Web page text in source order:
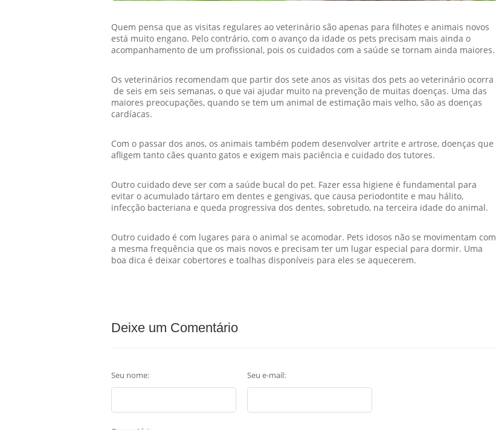
Quem pensa que as visitas regulares ao veterinário são apenas para filhotes e animais novos
está muito engano. Pelo contrário, com o avanço da idade os pets precisam mais ainda o
acompanhamento de um profissional, pois os cuidados com a saúde se tornam ainda maiores.
Os veterinários recomendam que partir dos sete anos as visitas dos pets ao veterinário ocorra
de seis em seis semanas, o que vai ajudar muito na prevenção de muitas doenças. Uma das
maiores preocupações, quando se tem um animal de estimação mais velho, são as doenças
cardíacas.
Com o passar dos anos, os animais também podem desenvolver artrite e artrose, doenças que
afligem tanto cães quanto gatos e exigem mais paciência e cuidado dos tutores.
Outro cuidado deve ser com a saúde bucal do pet. Fazer essa higiene é fundamental para
evitar o acumulado tártaro em dentes e gengivas, que causa periodontite e mau hálito,
infecção bacteriana e queda progressiva dos dentes, sobretudo, na terceira idade do animal.
Outro cuidado é com lugares para o animal se acomodar. Pets idosos não se movimentam com
a mesma frequência que os mais novos e precisam ter um lugar especial para dormir. Uma
boa dica é deixar cobertores e toalhas disponíveis para eles se aquecerem.
Deixe um Comentário
Seu nome: Seu e-mail: